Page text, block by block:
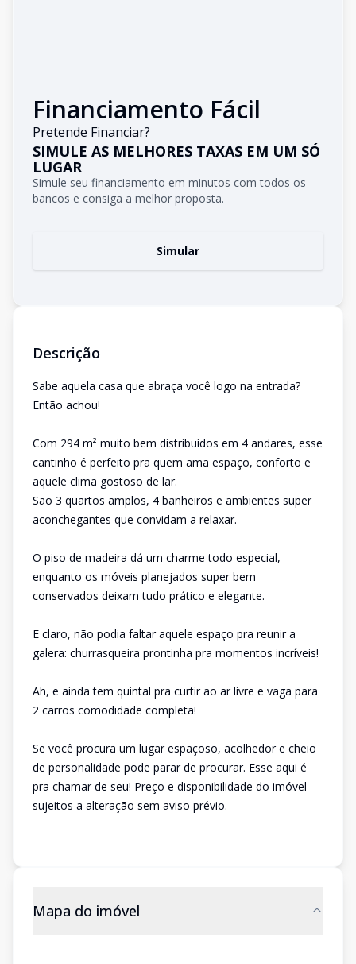
Financiamento Fácil
Pretende Financiar?
SIMULE AS MELHORES TAXAS EM UM SÓ
LUGAR
Simule seu financiamento em minutos com todos os
bancos e consiga a melhor proposta.
Simular
Descrição
Sabe aquela casa que abraça você logo na entrada?
Então achou!
Com 294 m² muito bem distribuídos em 4 andares, esse
cantinho é perfeito pra quem ama espaço, conforto e
aquele clima gostoso de lar.
São 3 quartos amplos, 4 banheiros e ambientes super
aconchegantes que convidam a relaxar.
O piso de madeira dá um charme todo especial,
enquanto os móveis planejados super bem
conservados deixam tudo prático e elegante.
E claro, não podia faltar aquele espaço pra reunir a
galera: churrasqueira prontinha pra momentos incríveis!
Ah, e ainda tem quintal pra curtir ao ar livre e vaga para
2 carros comodidade completa!
Se você procura um lugar espaçoso, acolhedor e cheio
de personalidade pode parar de procurar. Esse aqui é
pra chamar de seu! Preço e disponibilidade do imóvel
sujeitos a alteração sem aviso prévio.
Mapa do imóvel